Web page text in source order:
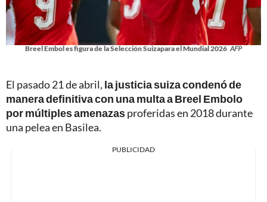
Breel Embol es figura de la Selección Suizapara el Mundial 2026 AFP
El pasado 21 de abril, la justicia suiza condenó de
manera definitiva con una multa a Breel Embolo
por múltiples amenazasproferidas en 2018 durante
una pelea en Basilea.
PUBLICIDAD